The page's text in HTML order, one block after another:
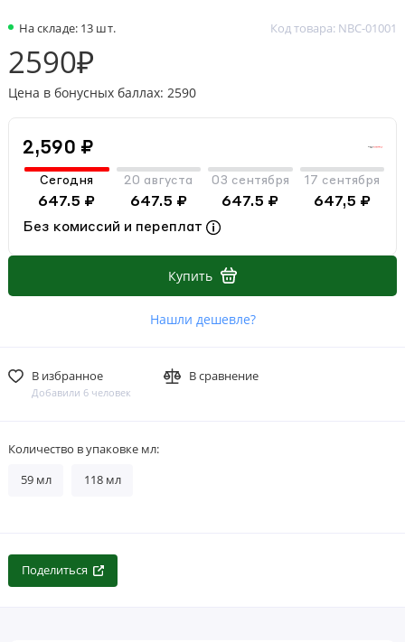
На складе: 13 шт. Код товара: NBC-01001
2590₽
Цена в бонусных баллах: 2590
2,590 ₽
Сегодня
647.5 ₽
20 августа
647.5 ₽
03 сентября
647.5 ₽
17 сентября
647,5 ₽
Без комиссий и переплат
Купить
Нашли дешевле?
В избранное
Добавили 6 человек
В сравнение
Количество в упаковке мл:
59 мл 118 мл
Поделиться